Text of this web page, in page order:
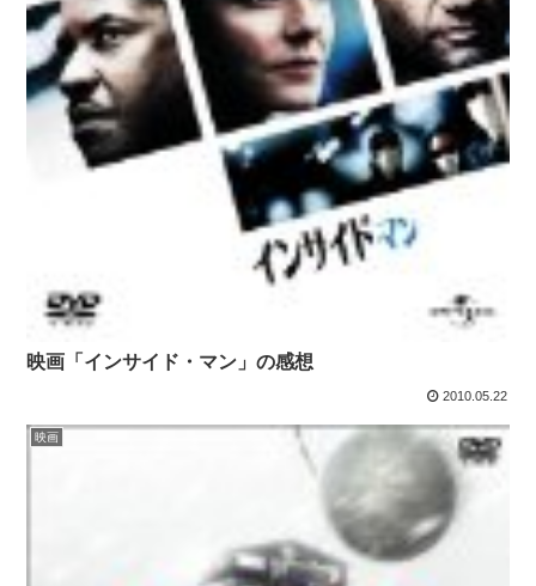
映画「インサイド・マン」の感想
2010.05.22
映画